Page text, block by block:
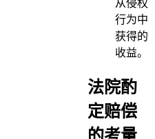
从侵权
行为中
获得的
收益。
法院酌
定赔偿